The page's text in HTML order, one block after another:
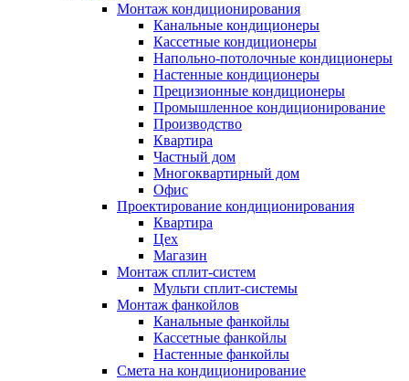
Монтаж кондиционирования
Канальные кондиционеры
Кассетные кондиционеры
Напольно-потолочные кондиционеры
Настенные кондиционеры
Прецизионные кондиционеры
Промышленное кондиционирование
Производство
Квартира
Частный дом
Многоквартирный дом
Офис
Проектирование кондиционирования
Квартира
Цех
Магазин
Монтаж сплит-систем
Мульти сплит-системы
Монтаж фанкойлов
Канальные фанкойлы
Кассетные фанкойлы
Настенные фанкойлы
Смета на кондиционирование